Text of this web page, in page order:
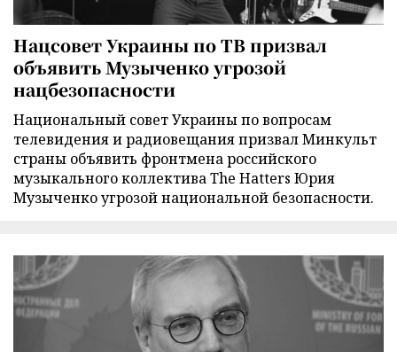
Нацсовет Украины по ТВ призвал
объявить Музыченко угрозой
нацбезопасности
Национальный совет Украины по вопросам
телевидения и радиовещания призвал Минкульт
страны объявить фронтмена российского
музыкального коллектива The Hatters Юрия
Музыченко угрозой национальной безопасности.